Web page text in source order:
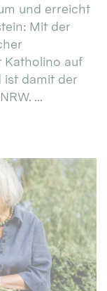
und erreicht
Mit der
Katholino auf
ist damit der
...